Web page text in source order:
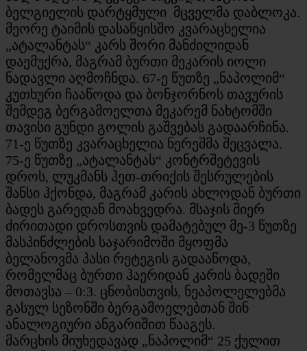
ბელგიელის დარტყმული მცველმა დაბლოკა.
მეორე ტაიმის დასაწყისშო კვარაცხელია
„ატალანტას“ კარს შორი მანძილიდან
დაემუქრა, მაგრამ ბურთი მეკარის იოლი
ნადავლი აღმოჩნდა. 67-ე წუთზე „ნაპოლიმ“
კუთხური ჩააწოდა და ბონჯორნოს თავურის
შემდეგ ბერგამოელთა მეკარემ ნახტომში
თავისი გუნდი გოლის გაშვებას გადაარჩინა.
71-ე წუთზე კვარაცხელია ნერეშმა შეცვალა.
75-ე წუთზე „ატალანტას“ კონტრშეტევის
დროს, ლუკმანს ჰეთ-თრიქის შესრულების
შანსი ჰქონდა, მაგრამ კარის ახლოდან ბურთი
ბადეს გარედან მოახვედრა. მსაჯის მიერ
ძირითადი დროსთვის დამატებულ მე-3 წუთზე
მასპინძლების საჯარიმოში მყოფმა
ბელანოვმა პასი რეტეგის გადააწოდა,
რომელმაც ბურთი ჰაერიდან კარის ბადეში
მოთავსა – 0:3. ცნობისთვის, ნეაპოლელებმა
გასულ სეზონში ბერგამოელებთან შინ
ანალოგიური ანგარიშით წააგეს.
მარცხის მიუხედავად „ნაპოლიმ“ 25 ქულით